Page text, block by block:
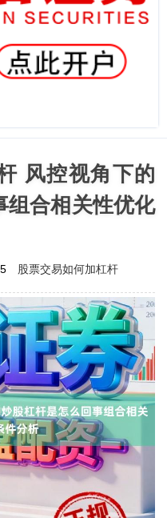
风控视角下的
组合相关性优化
股票交易如何加杠杆